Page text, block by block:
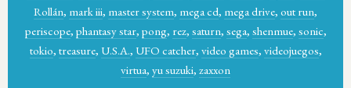
Rollán, mark iii, master system, mega cd, mega drive, out run,
periscope, phantasy star, pong, rez, saturn, sega, shenmue, sonic,
tokio, treasure, U.S.A., UFO catcher, video games, videojuegos,
virtua, yu suzuki, zaxxon